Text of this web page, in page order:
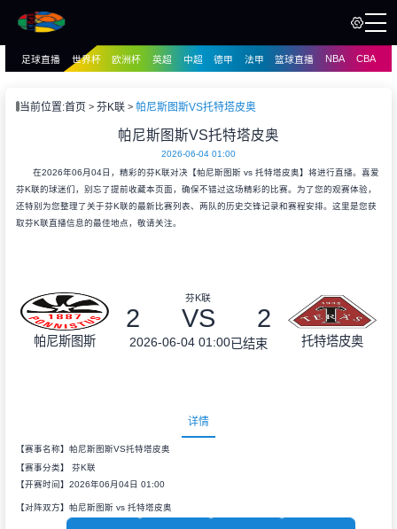
播
足球直播 世界杯 欧洲杯 英超 中超 德甲 法甲 篮球直播 NBA CBA
当前位置:首页 芬K联 帕尼斯图斯VS托特塔皮奥
帕尼斯图斯VS托特塔皮奥
2026-06-04 01:00
在2026年06月04日，精彩的芬K联对决【帕尼斯图斯 vs 托特塔皮奥】将进行直播。喜爱
芬K联的球迷们，别忘了提前收藏本页面，确保不错过这场精彩的比赛。为了您的观赛体验，
还特别为您整理了关于芬K联的最新比赛列表、两队的历史交锋记录和赛程安排。这里是您获
取芬K联直播信息的最佳地点，敬请关注。
帕尼斯图斯
芬K联
2 VS 2
2026-06-04 01:00已结束 托特塔皮奥
详情
【赛事名称】帕尼斯图斯VS托特塔皮奥
【赛事分类】 芬K联
【开赛时间】2026年06月04日 01:00
【对阵双方】帕尼斯图斯 vs 托特塔皮奥